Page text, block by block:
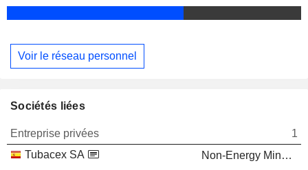
Voir le réseau personnel
Sociétés liées
Entreprise privées
1
Tubacex SA
Non-Energy Minerals